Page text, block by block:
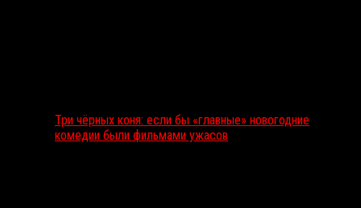
Три чёрных коня: если бы «главные» новогодние
комедии были фильмами ужасов